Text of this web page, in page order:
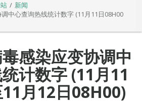
新闻
中心查询热线统计数字 (11月11日08H00
感染应变协调中
计数字 (11月11
月12日08H00)